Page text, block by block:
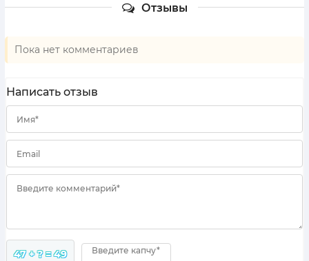
Отзывы
Пока нет комментариев
Написать отзыв
Имя*
Email
Введите комментарий*
47 + ? = 49 Введите капчу*